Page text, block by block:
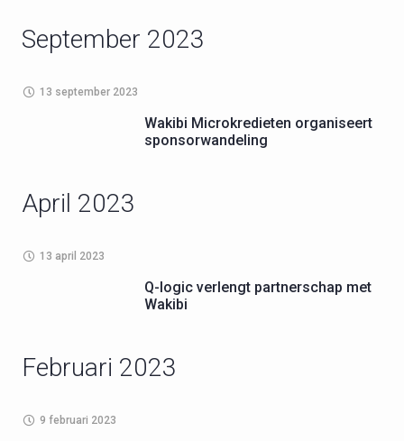
September 2023
13 september 2023
Wakibi Microkredieten organiseert
sponsorwandeling
April 2023
13 april 2023
Q-logic verlengt partnerschap met
Wakibi
Februari 2023
9 februari 2023